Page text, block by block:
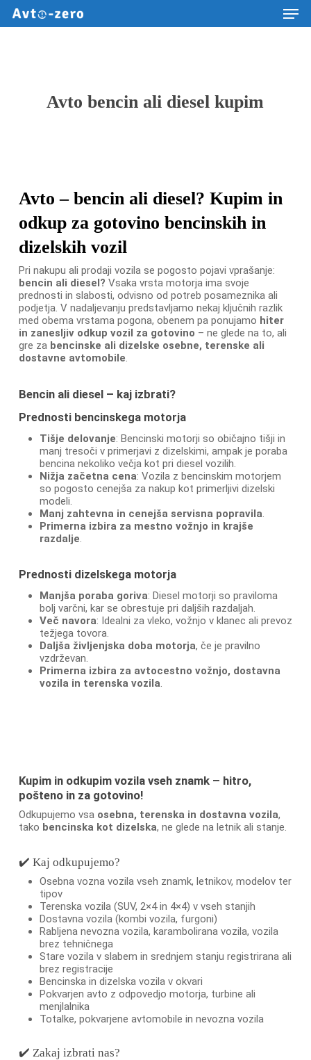
Skip
main
Avto bencin ali diesel kupim
Avto – bencin ali diesel? Kupim in
odkup za gotovino bencinskih in
dizelskih vozil
Pri nakupu ali prodaji vozila se pogosto pojavi vprašanje:
bencin ali diesel? Vsaka vrsta motorja ima svoje
prednosti in slabosti, odvisno od potreb posameznika ali
podjetja. V nadaljevanju predstavljamo nekaj ključnih razlik
med obema vrstama pogona, obenem pa ponujamo hiter
in zanesljiv odkup vozil za gotovino – ne glede na to, ali
gre za bencinske ali dizelske osebne, terenske ali
dostavne avtomobile.
Bencin ali diesel – kaj izbrati?
Prednosti bencinskega motorja
Tišje delovanje: Bencinski motorji so običajno tišji in
manj tresoči v primerjavi z dizelskimi, ampak je poraba
bencina nekoliko večja kot pri diesel vozilih.
Nižja začetna cena: Vozila z bencinskim motorjem
so pogosto cenejša za nakup kot primerljivi dizelski
modeli.
Manj zahtevna in cenejša servisna popravila
Primerna izbira za mestno vožnjo in krajše
razdalje
Prednosti dizelskega motorja
Manjša poraba goriva: Diesel motorji so praviloma
bolj varčni, kar se obrestuje pri daljših razdaljah.
Več navora: Idealni za vleko, vožnjo v klanec ali prevoz
težjega tovora.
Daljša življenjska doba motorja, če je pravilno
vzdrževan.
Primerna izbira za avtocestno vožnjo, dostavna
vozila in terenska vozila
Kupim in odkupim vozila vseh znamk – hitro,
pošteno in za gotovino!
Odkupujemo vsa osebna, terenska in dostavna vozila,
tako bencinska kot dizelska, ne glede na letnik ali stanje.
✔️ Kaj odkupujemo?
Osebna vozna vozila vseh znamk, letnikov, modelov ter
tipov
Terenska vozila (SUV, 2×4 in 4×4) v vseh stanjih
Dostavna vozila (kombi vozila, furgoni)
Rabljena nevozna vozila, karambolirana vozila, vozila
brez tehničnega
Stare vozila v slabem in srednjem stanju registrirana ali
brez registracije
Bencinska in dizelska vozila v okvari
Pokvarjen avto z odpovedjo motorja, turbine ali
menjlalnika
Totalke, pokvarjene avtomobile in nevozna vozila
✔️ Zakaj izbrati nas?